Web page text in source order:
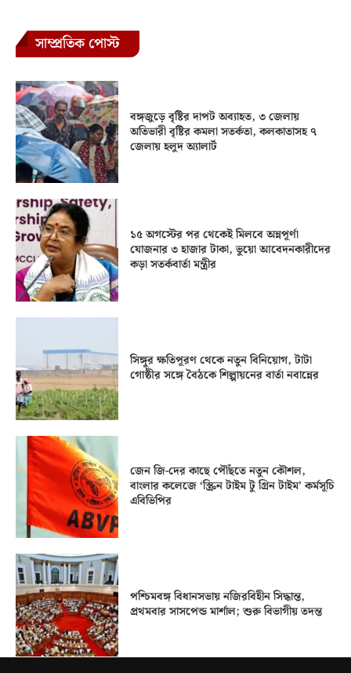
সাম্প্রতিক পোস্ট
বঙ্গজুড়ে বৃষ্টির দাপট অব্যাহত, ৩ জেলায়
অতিভারী বৃষ্টির কমলা সতর্কতা, কলকাতাসহ ৭
জেলায় হলুদ অ্যালার্ট
১৫ অগস্টের পর থেকেই মিলবে অন্নপূর্ণা
যোজনার ৩ হাজার টাকা, ভুয়ো আবেদনকারীদের
কড়া সতর্কবার্তা মন্ত্রীর
সিঙ্গুর ক্ষতিপূরণ থেকে নতুন বিনিয়োগ, টাটা
গোষ্ঠীর সঙ্গে বৈঠকে শিল্পায়নের বার্তা নবান্নের
জেন জি-দের কাছে পৌঁছতে নতুন কৌশল,
বাংলার কলেজে ‘স্ক্রিন টাইম টু গ্রিন টাইম’ কর্মসূচি
এবিভিপির
পশ্চিমবঙ্গ বিধানসভায় নজিরবিহীন সিদ্ধান্ত,
প্রথমবার সাসপেন্ড মার্শাল; শুরু বিভাগীয় তদন্ত